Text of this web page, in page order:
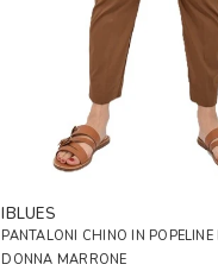
IBLUES
PANTALONI CHINO IN
DONNA MARRONE